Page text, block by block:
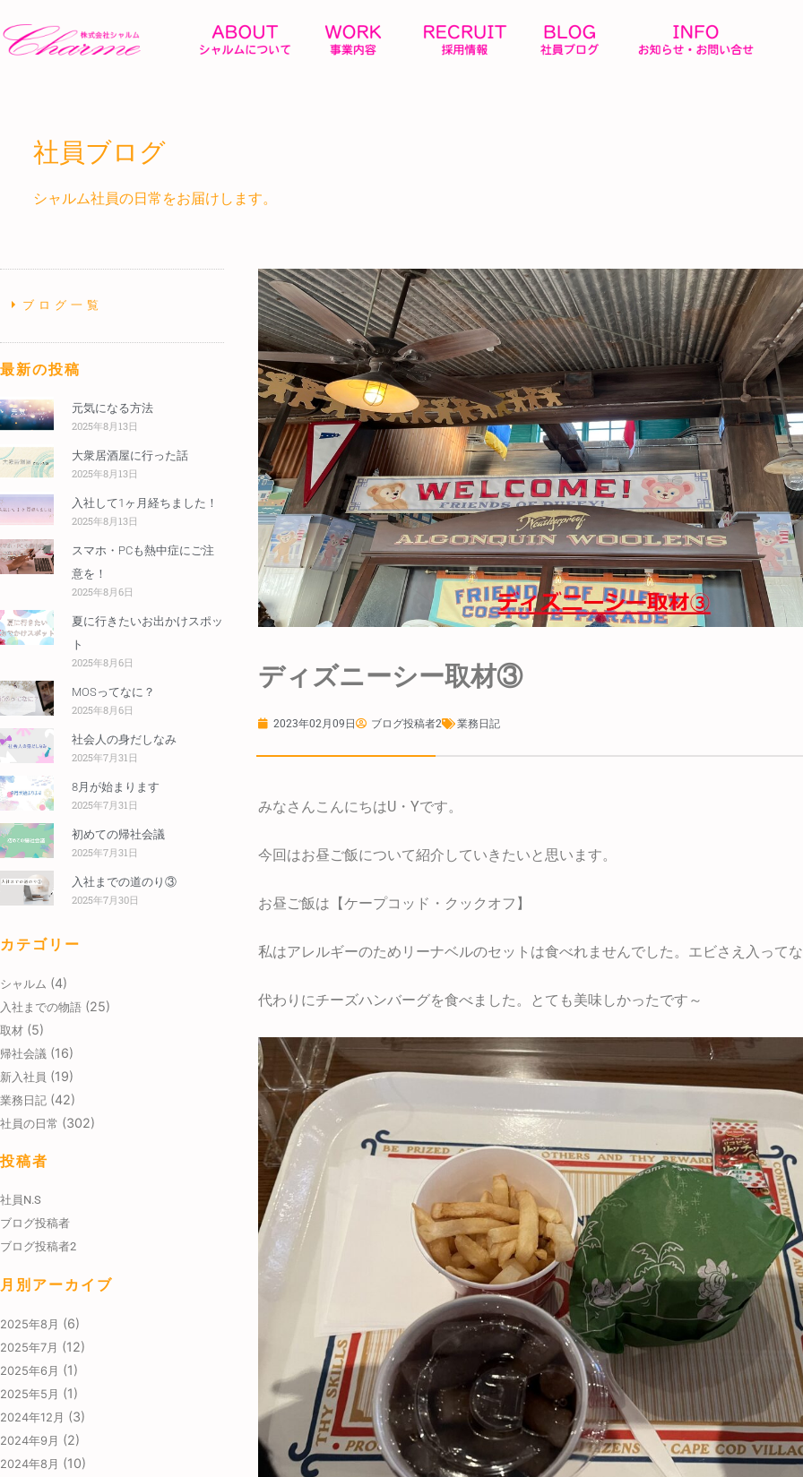
社員ブログ
シャルム社員の日常をお届けします。
ブログ一覧
最新の投稿
元気になる方法
2025年8月13日
大衆居酒屋に行った話
2025年8月13日
入社して1ヶ月経ちました！
2025年8月13日
スマホ・PCも熱中症にご注
意を！
2025年8月6日
夏に行きたいお出かけスポッ
ト
2025年8月6日
MOSってなに？
2025年8月6日
社会人の身だしなみ
2025年7月31日
8月が始まります
2025年7月31日
初めての帰社会議
2025年7月31日
入社までの道のり③
2025年7月30日
カテゴリー
シャルム (4)
入社までの物語 (25)
取材 (5)
帰社会議 (16)
新入社員 (19)
業務日記 (42)
社員の日常 (302)
投稿者
社員N.S
ブログ投稿者
ブログ投稿者2
月別アーカイブ
2025年8月 (6)
2025年7月 (12)
2025年6月 (1)
2025年5月 (1)
2024年12月 (3)
2024年9月 (2)
2024年8月 (10)
ディズニーシー取材③
2023年02月09日 ブログ投稿者2 業務日記
みなさんこんにちはU・Yです。
今回はお昼ご飯について紹介していきたいと思います。
お昼ご飯は【ケープコッド・クックオフ】
私はアレルギーのためリーナベルのセットは食べれませんでした。エビさえ入って
代わりにチーズハンバーグを食べました。とても美味しかったです～